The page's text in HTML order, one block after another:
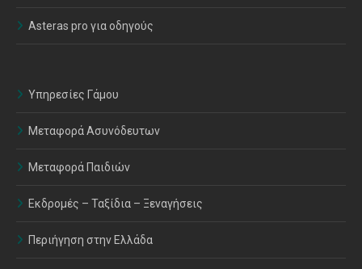
Asteras pro για οδηγούς
Υπηρεσίες Γάμου
Μεταφορά Ασυνόδευτων
Μεταφορά Παιδιών
Εκδρομές – Ταξίδια – Ξεναγήσεις
Περιήγηση στην Ελλάδα